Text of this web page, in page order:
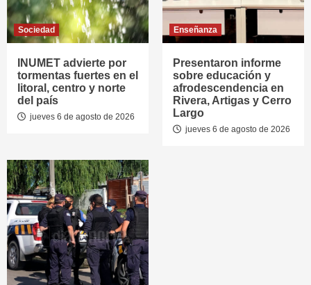
Sociedad
INUMET advierte por
tormentas fuertes en el
litoral, centro y norte
del país
jueves 6 de agosto de 2026
Enseñanza
Presentaron informe
sobre educación y
afrodescendencia en
Rivera, Artigas y Cerro
Largo
jueves 6 de agosto de 2026